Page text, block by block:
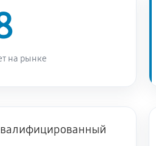
SCHULTHESS Spirit topLine 740
на рынке